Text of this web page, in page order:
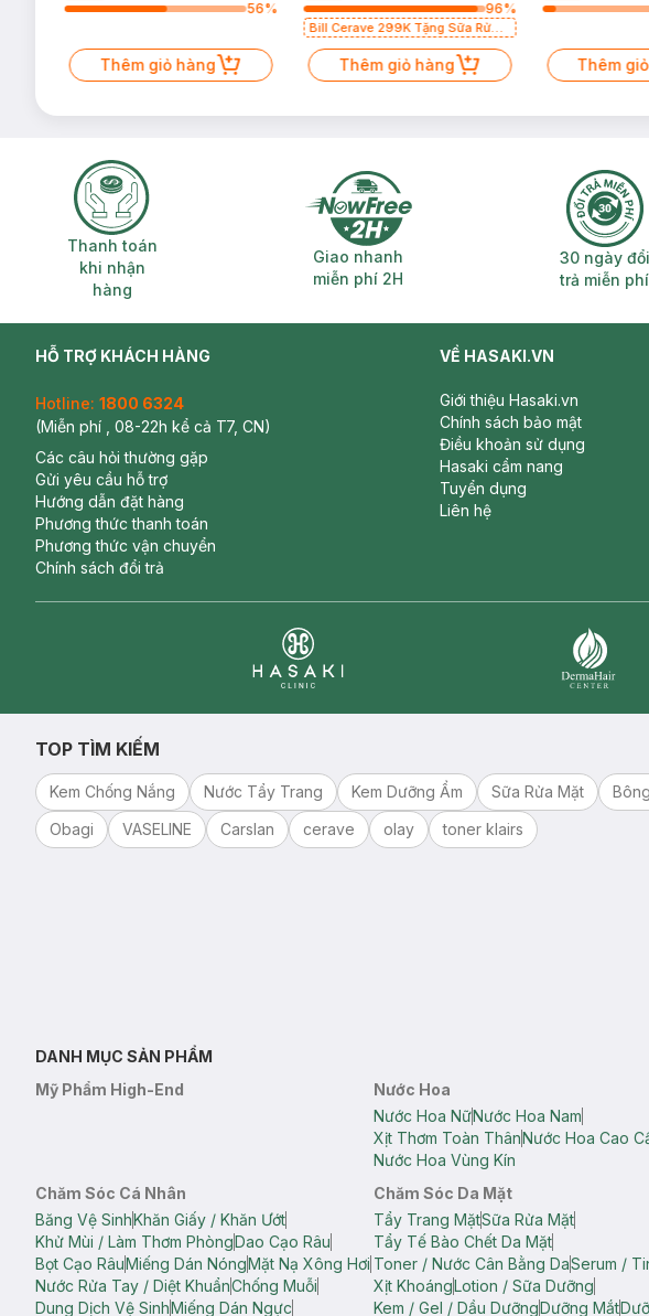
56%
Thêm giỏ hàng
96%
Bill Cerave 299K Tặng Sữa Rửa
Mặt Cerave 30ml (SL có hạn)
Thêm giỏ hàng Thêm
Thanh toán khi nhận hàng
Thanh toán
khi nhận
hàng
Giao nhanh miễn phí 2H
Giao nhanh
miễn phí 2H
30
30 ngày đổi
trả miễn phí
HỖ TRỢ KHÁCH HÀNG
Hotline: 1800 6324
(Miễn phí , 08-22h kể cả T7, CN)
Các câu hỏi thường gặp
Gửi yêu cầu hỗ trợ
Hướng dẫn đặt hàng
Phương thức thanh toán
Phương thức vận chuyển
Chính sách đổi trả
VỀ HASAKI.VN
Giới thiệu Hasaki.vn
Chính sách bảo mật
Điều khoản sử dụng
Hasaki cẩm nang
Tuyển dụng
Liên hệ
TOP TÌM KIẾM
Kem Chống Nắng Nước Tẩy Trang Kem Dưỡng Ẩm Sữa Rửa Mặt
Obagi
VASELINE Carslan cerave olay toner klairs
DANH MỤC SẢN PHẨM
Mỹ Phẩm High-End
Nước Hoa
Nước Hoa NữNước Hoa Nam
Xịt Thơm Toàn ThânNước Hoa Cao
Nước Hoa Vùng Kín
Chăm Sóc Cá Nhân
Băng Vệ SinhKhăn Giấy / Khăn Ướt
Khử Mùi / Làm Thơm PhòngDao Cạo Râu
Bọt Cạo RâuMiếng Dán NóngMặt Nạ Xông Hơi
Nước Rửa Tay / Diệt KhuẩnChống Muỗi
Dung Dịch Vệ SinhMiếng Dán Ngực
Chăm Sóc Da Mặt
Tẩy Trang MặtSữa Rửa Mặt
Tẩy Tế Bào Chết Da Mặt
Toner / Nước Cân Bằng DaSerum /
Xịt KhoángLotion / Sữa Dưỡng
Kem / Gel / Dầu DưỡngDưỡng Mắt